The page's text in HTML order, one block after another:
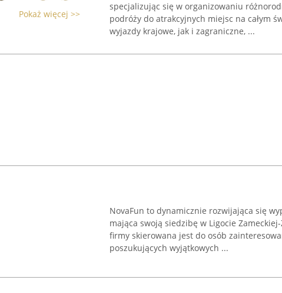
Pokaż więcej >>
specjalizując się w organizowaniu
podróży do atrakcyjnych miejsc na całym
wyjazdy krajowe, jak i zagraniczne, ...
NovaFun to dynamicznie rozwijająca się
mająca swoją siedzibę w Ligocie
firmy skierowana jest do osób
poszukujących wyjątkowych ...